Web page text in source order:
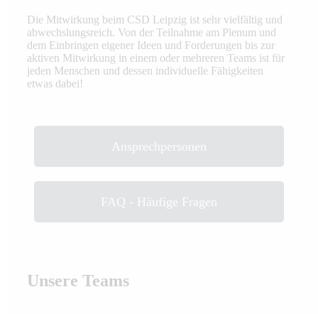
Die Mitwirkung beim CSD Leipzig ist sehr vielfältig und
abwechslungsreich. Von der Teilnahme am Plenum und
dem Einbringen eigener Ideen und Forderungen bis zur
aktiven Mitwirkung in einem oder mehreren Teams ist für
jeden Menschen und dessen individuelle Fähigkeiten
etwas dabei!
Ansprechpersonen
FAQ - Häufige Fragen
Unsere Teams